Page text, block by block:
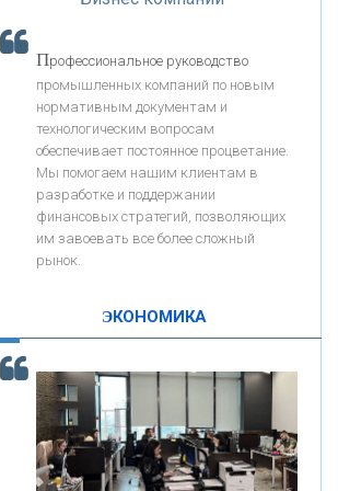
«РОСЕВРОБАНК»
«ПРЕСС-СЛУЖБА ВТБ24»
«АВТОГРАДБАНК»
КОНТАКТЫ
«Интервью»
Скорость - один из главных трендов в
кредитовании бизнеса - «Интервью»
Профессиональное руководство
промышленных компаний по новым
нормативным документам и
технологическим вопросам
обеспечивает постоянное процветание.
Мы помогаем нашим клиентам в
разработке и поддержании
финансовых стратегий, позволяющих
им завоевать все более сложный
рынок.
ЭКОНОМИКА